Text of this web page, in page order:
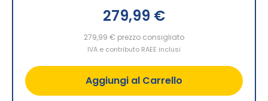
279,99 €
279,99 € prezzo consigliato
IVA e contributo RAEE inclusi
Aggiungi al Carrello